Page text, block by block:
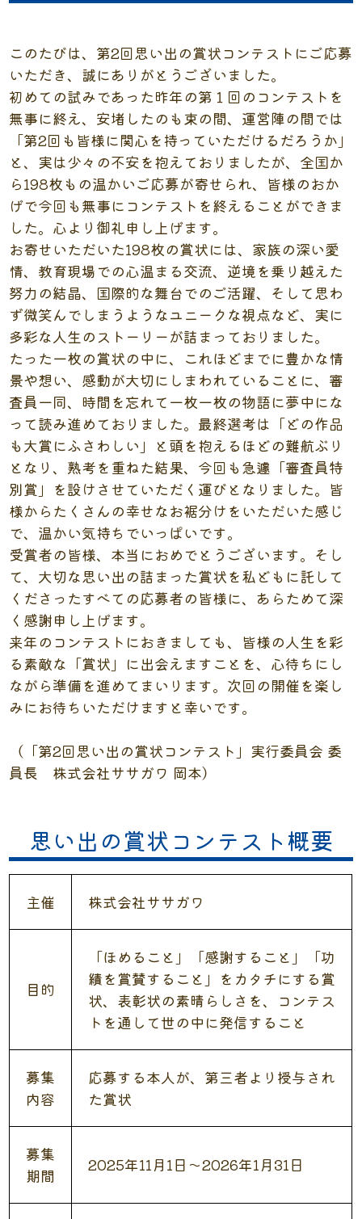
このたびは、第2回思い出の賞状コンテストにご応募
いただき、誠にありがとうございました。
初めての試みであった昨年の第１回のコンテストを
無事に終え、安堵したのも束の間、運営陣の間では
「第2回も皆様に関心を持っていただけるだろうか」
と、実は少々の不安を抱えておりましたが、全国か
ら198枚もの温かいご応募が寄せられ、皆様のおか
げで今回も無事にコンテストを終えることができま
した。心より御礼申し上げます。
お寄せいただいた198枚の賞状には、家族の深い愛
情、教育現場での心温まる交流、逆境を乗り越えた
努力の結晶、国際的な舞台でのご活躍、そして思わ
ず微笑んでしまうようなユニークな視点など、実に
多彩な人生のストーリーが詰まっておりました。
たった一枚の賞状の中に、これほどまでに豊かな情
景や想い、感動が大切にしまわれていることに、審
査員一同、時間を忘れて一枚一枚の物語に夢中にな
って読み進めておりました。最終選考は「どの作品
も大賞にふさわしい」と頭を抱えるほどの難航ぶり
となり、熟考を重ねた結果、今回も急遽「審査員特
別賞」を設けさせていただく運びとなりました。皆
様からたくさんの幸せなお裾分けをいただいた感じ
で、温かい気持ちでいっぱいです。
受賞者の皆様、本当におめでとうございます。そし
て、大切な思い出の詰まった賞状を私どもに託して
くださったすべての応募者の皆様に、あらためて深
く感謝申し上げます。
来年のコンテストにおきましても、皆様の人生を彩
る素敵な「賞状」に出会えますことを、心待ちにし
ながら準備を進めてまいります。次回の開催を楽し
みにお待ちいただけますと幸いです。
（「第2回思い出の賞状コンテスト」実行委員会 委
員長 株式会社ササガワ 岡本）
思い出の賞状コンテスト概要
主催 株式会社ササガワ
目的
「ほめること」「感謝すること」「功
績を賞賛すること」をカタチにする賞
状、表彰状の素晴らしさを、コンテス
トを通して世の中に発信すること
募集
内容
応募する本人が、第三者より授与され
た賞状
募集
期間
2025年11月1日～2026年1月31日